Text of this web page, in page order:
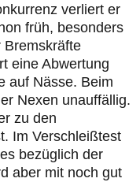
verliert er
früh, besonders
Bremskräfte
eine Abwertung
auf Nässe. Beim
Nexen unauffällig.
zu den
Im Verschleißtest
bezüglich der
aber mit noch gut